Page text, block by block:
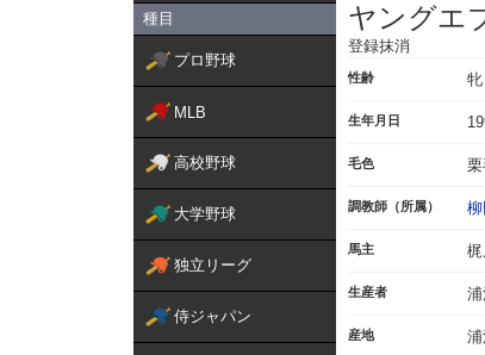
種目
プロ野球
MLB
高校野球
大学野球
独立リーグ
侍ジャパン
ヤングエ
登録抹消
性齢 牝
生年月日
毛色
調教師（所属）
馬主
生産者
産地